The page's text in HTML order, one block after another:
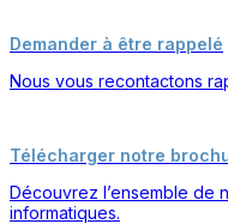
Demander à être rappelé
Nous vous recontactons
Télécharger notre
Découvrez l’ensemble de
informatiques.